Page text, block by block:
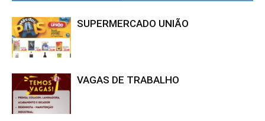
SUPERMERCADO UNIÃO
VAGAS DE TRABALHO